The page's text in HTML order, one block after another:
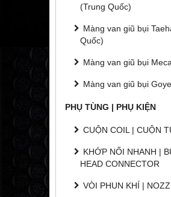
(Trung Quốc)
Màng van giũ bụi
Quốc)
Màng van giũ bụi
Màng van giũ bụi
PHỤ TÙNG | PHỤ KIỆN
CUỘN COIL | CUỘN
KHỚP NỐI NHANH |
HEAD CONNECTOR
VÒI PHUN KHÍ |